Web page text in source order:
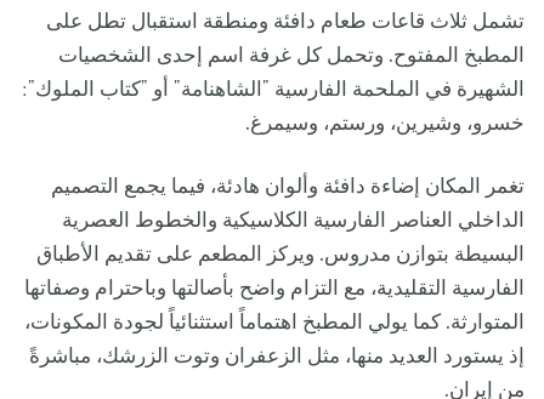
تشمل ثلاث قاعات طعام دافئة ومنطقة استقبال تطل على
المطبخ المفتوح. وتحمل كل غرفة اسم إحدى الشخصيات
الشهيرة في الملحمة الفارسية "الشاهنامة" أو "كتاب الملوك":
خسرو، وشيرين، ورستم، وسيمرغ.
تغمر المكان إضاءة دافئة وألوان هادئة، فيما يجمع التصميم
الداخلي العناصر الفارسية الكلاسيكية والخطوط العصرية
البسيطة بتوازن مدروس. ويركز المطعم على تقديم الأطباق
الفارسية التقليدية، مع التزام واضح بأصالتها وباحترام وصفاتها
المتوارثة. كما يولي المطبخ اهتماماً استثنائياً لجودة المكونات،
إذ يستورد العديد منها، مثل الزعفران وتوت الزرشك، مباشرةً
من إيران.